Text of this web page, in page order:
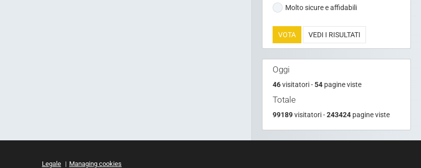
Molto sicure e affidabili
VOTA VEDI I RISULTATI
Oggi
46 visitatori - 54 pagine viste
99189visitatori -243424pagine viste